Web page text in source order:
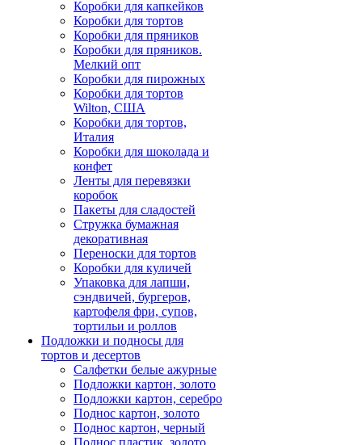
Коробки для капкейков
Коробки для тортов
Коробки для пряников
Коробки для пряников.
Мелкий опт
Коробки для пирожных
Коробки для тортов
Wilton, США
Коробки для тортов,
Италия
Коробки для шоколада и
конфет
Ленты для перевязки
коробок
Пакеты для сладостей
Стружка бумажная
декоративная
Переноски для тортов
Коробки для куличей
Упаковка для лапши,
сэндвичей, бургеров,
картофеля фри, супов,
тортильи и роллов
Подложки и подносы для
тортов и десертов
Салфетки белые ажурные
Подложки картон, золото
Подложки картон, серебро
Поднос картон, золото
Поднос картон, черный
Поднос пластик, золото